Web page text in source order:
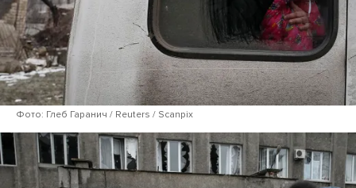
Фото: Глеб Гаранич / Reuters / Scanpix